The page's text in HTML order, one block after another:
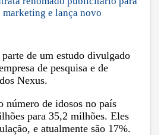
e lança novo
de um estudo divulgado
de pesquisa e de
Nexus.
número de idosos no país
para 35,2 milhões. Eles
e atualmente são 17%.